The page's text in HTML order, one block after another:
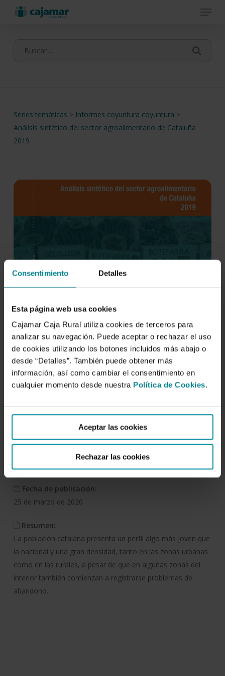
Consentimiento Detalles
Esta página web usa cookies
Cajamar Caja Rural utiliza cookies de terceros para
analizar su navegación. Puede aceptar o rechazar el uso
de cookies utilizando los botones incluidos más abajo o
desde “Detalles”. También puede obtener más
información, así como cambiar el consentimiento en
cualquier momento desde nuestra Política de Cookies.
Aceptar las cookies
Rechazar las cookies
Menu
Series temáticas > Informes coyuntura coyuntura >
Análisis sintético del sector agroalimentario de Cataluña
2019
Descargar
Análisis sintético del sector
Cataluña 2019
Fecha de publicación:
25 de marzo de 2020
Resumen:
La población catalana presenta un perfil algo más joven que
la nacional y una gran densidad, tanto en las zonas urbanas
como en las rurales, a pesar de que en algunas zonas del
interior también comienzan a registrarse problemas de
abandono.